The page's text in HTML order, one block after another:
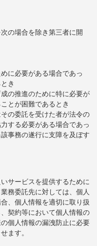
の場合を除き第三者に開
に必要がある場合であっ
き
の推進のために特に必要が
とが困難であるとき
の委託を受けた者が法令の
する必要がある場合であっ
事務の遂行に支障を及ぼす
サービスを提供するために
務委託先に対しては、個人
、個人情報を適切に取り扱
契約等において個人情報の
個人情報の漏洩防止に必要
ます。